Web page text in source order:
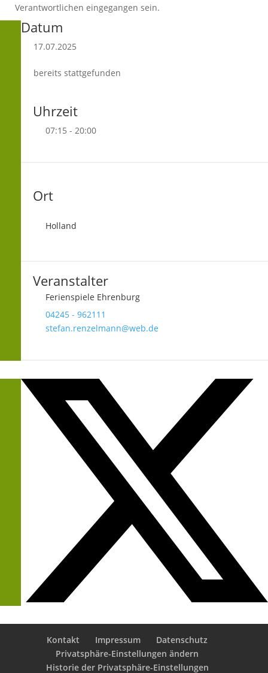
Verantwortlichen eingegangen sein.
Datum
17.07.2025
bereits stattgefunden
Uhrzeit
07:15 - 20:00
Ort
Holland
Veranstalter
Ferienspiele Ehrenburg
04245 - 962111
stefan.renzelmann@web.de
Kontakt Impressum
Datenschutz
Privatsphäre-Einstellungen ändern
Historie der Privatsphäre-Einstellungen